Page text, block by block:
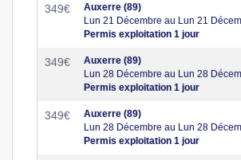
349€
Auxerre (89)
Lun 21 Décembre au Lun 21
Permis exploitation 1 jour
349€
Auxerre (89)
Lun 28 Décembre au Lun 28
Permis exploitation 1 jour
349€
Auxerre (89)
Lun 28 Décembre au Lun 28
Permis exploitation 1 jour